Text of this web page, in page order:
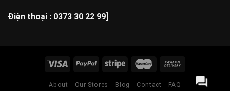
Điện thoại : 0373 30 22 99]
About Our Stores Blog Contact FAQ